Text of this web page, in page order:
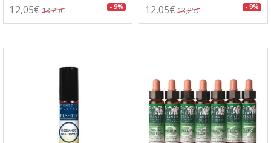
12,05€ 13,25€ - 9% 12,05€ 13,25€ - 9%